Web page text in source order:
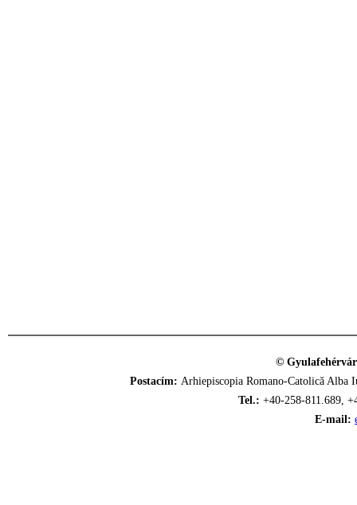
©
Postacím: Arhiepiscopia Romano-Catolică
Tel.: +40-258-811.689,
E-mail: